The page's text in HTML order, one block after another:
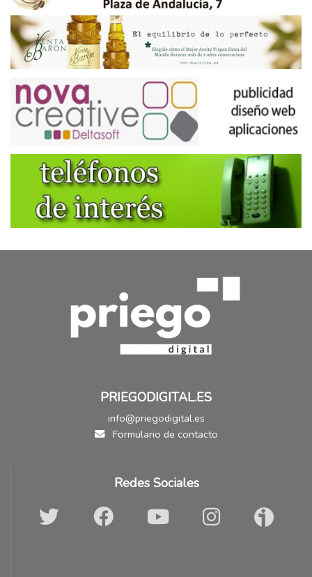
PRIEGODIGITAL.ES
info@priegodigital.es
Formulario de contacto
Redes Sociales